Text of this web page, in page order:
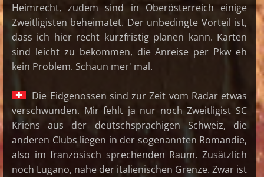
Heimrecht, zudem sind in Oberösterreich einige
Zweitligisten beheimatet. Der unbedingte Vorteil ist,
dass ich hier recht kurzfristig planen kann. Karten
sind leicht zu bekommen, die Anreise per Pkw eh
kein Problem. Schaun mer' mal.
Die Eidgenossen sind zur Zeit vom Radar etwas
verschwunden. Mir fehlt ja nur noch Zweitligist SC
Kriens aus der deutschsprachigen Schweiz, die
anderen Clubs liegen in der sogenannten Romandie,
also im französisch sprechenden Raum. Zusätzlich
noch Lugano, nahe der italienischen Grenze. Zwar ist